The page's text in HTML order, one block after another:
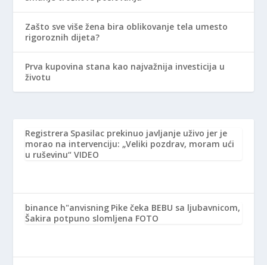
Zašto sve više žena bira oblikovanje tela umesto
rigoroznih dijeta?
Prva kupovina stana kao najvažnija investicija u
životu
Registrera Spasilac prekinuo javljanje uživo jer je
morao na intervenciju: „Veliki pozdrav, moram ući
u ruševinu“ VIDEO
binance h"anvisning Pike čeka BEBU sa ljubavnicom,
Šakira potpuno slomljena FOTO